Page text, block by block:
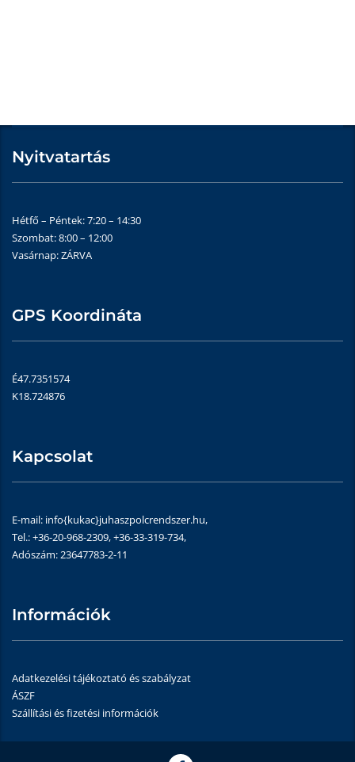
Nyitvatartás
Hétfő – Péntek: 7:20 – 14:30
Szombat: 8:00 – 12:00
Vasárnap: ZÁRVA
GPS Koordináta
É47.7351574
K18.724876
Kapcsolat
E-mail: info{kukac}juhaszpolcrendszer.hu,
Tel.: +36-20-968-2309, +36-33-319-734,
Adószám: 23647783-2-11
Információk
Adatkezelési tájékoztató és szabályzat
ÁSZF
Szállítási és fizetési információk